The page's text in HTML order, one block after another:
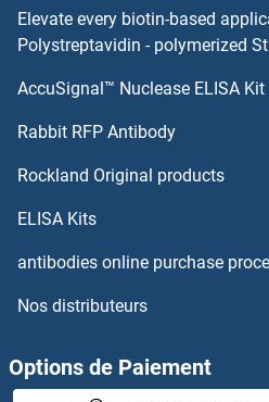
KATNA1 Anticorps
KAT6B Anticorps
KCND1 Anticorps
KCND2 Anticorps
KCND3 Anticorps
Elevate every biotin-based
Polystreptavidin - polymerized
AccuSignal™ Nuclease ELISA Kit
Rabbit RFP Antibody
Rockland Original products
ELISA Kits
antibodies online purchase
Nos distributeurs
Options de Paiement